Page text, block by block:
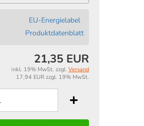
EU-Energielabel
Produktdatenblatt
21,35 EUR
inkl. 19% MwSt. zzgl. Versand
17,94 EUR zzgl. 19% MwSt.